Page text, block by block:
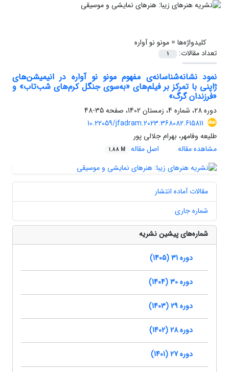
کلیدواژه‌ها =مونو نو آواره
تعداد مقالات:
1
نمود نشانه‌شناسانه‌ی مفهوم مونو نو آواره در انیمیشن‌های
ژاپنی با تمرکز بر فیلم‌های «به‌سوی جنگل کرم‌های شب‌تاب» و
«فرزندان گرگ»
دوره 28، شماره 4، زمستان 1402، صفحه
35-48
10.22059/jfadram.2023.368082.615811
طلیعه وفامهر، بهرام جلالی پور
مشاهده مقاله
اصل مقاله 1.88 M
مقالات آماده انتشار
شماره جاری
شماره‌های پیشین نشریه
دوره 31 (1405)
دوره 30 (1404)
دوره 29 (1403)
دوره 28 (1402)
دوره 27 (1401)